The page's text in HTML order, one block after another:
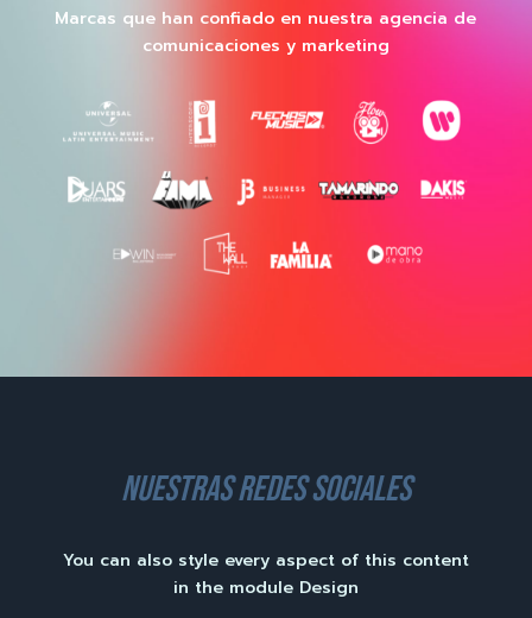
Marcas que han confiado en nuestra agencia de
comunicaciones y marketing
nuestras redes sociales
You can also style every aspect of this content
in the module Design